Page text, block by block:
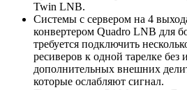
Twin LNB.
Системы с сервером на 4
конвертером Quadro LNB для
требуется подключить
ресиверов к одной тарелке без
дополнительных внешних
которые ослабляют сигнал.